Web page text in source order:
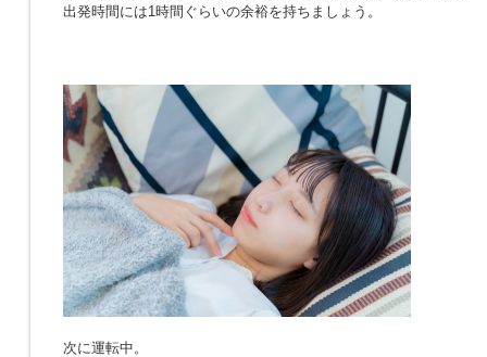
出発時間には1時間ぐらいの余裕を持ちましょう。
次に運転中。